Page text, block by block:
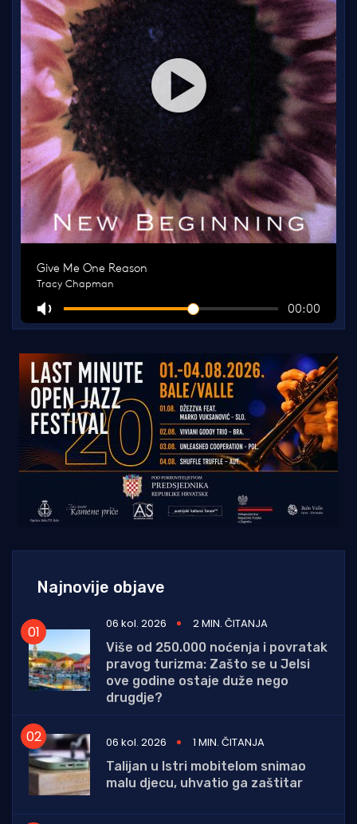
Najnovije objave
06 kol. 2026
2 MIN. ČITANJA
Više od 250.000 noćenja i povratak
pravog turizma: Zašto se u Jelsi
ove godine ostaje duže nego
drugdje?
06 kol. 2026
1 MIN. ČITANJA
Talijan u Istri mobitelom snimao
malu djecu, uhvatio ga zaštitar